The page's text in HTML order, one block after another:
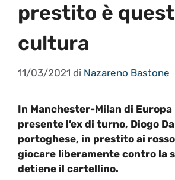
prestito è
cultura
11/03/2021 di Nazareno Bastone
In Manchester-Milan di Europa
presente l’ex di turno, Diogo
portoghese, in prestito ai
giocare liberamente contro la
detiene il cartellino.